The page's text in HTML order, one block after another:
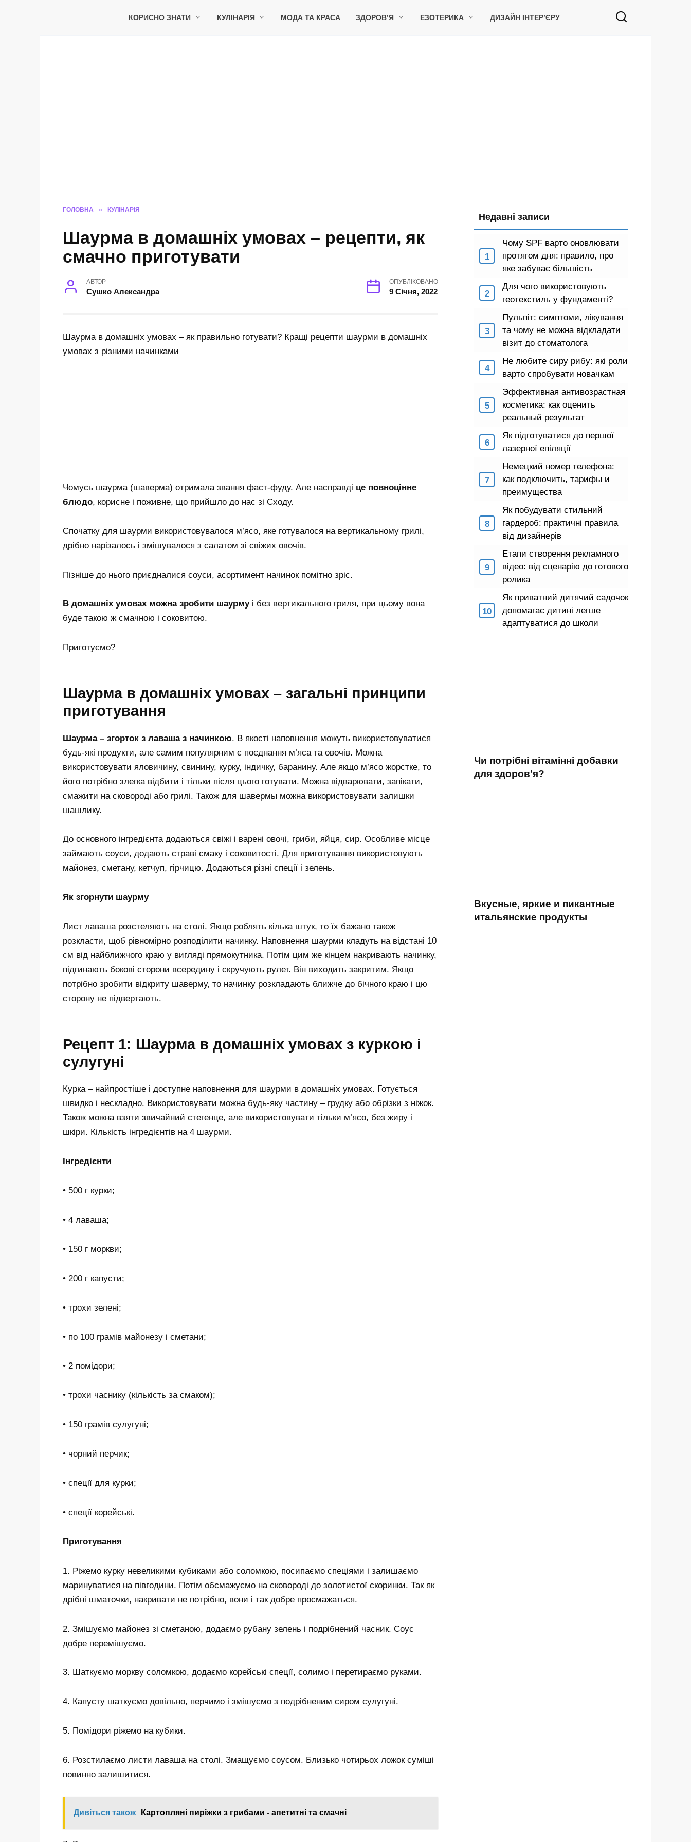
КОРИСНО ЗНАТИ КУЛІНАРІЯ МОДА ТА КРАСА ЗДОРОВ’Я ЕЗОТЕРИКА ДИЗАЙН ІНТЕР’ЄРУ
ГОЛОВНА » КУЛІНАРІЯ
Шаурма в домашніх умовах – рецепти, як
смачно приготувати
АВТОР
Сушко Александра
ОПУБЛІКОВАНО
9 Січня, 2022
Шаурма в домашніх умовах – як правильно готувати? Кращі рецепти шаурми в домашніх
умовах з різними начинками
Чомусь шаурма (шаверма) отримала звання фаст-фуду. Але насправді це повноцінне
блюдо, корисне і поживне, що прийшло до нас зі Сходу.
Спочатку для шаурми використовувалося м’ясо, яке готувалося на вертикальному грилі,
дрібно нарізалось і змішувалося з салатом зі свіжих овочів.
Пізніше до нього приєдналися соуси, асортимент начинок помітно зріс.
В домашніх умовах можна зробити шаурму і без вертикального гриля, при цьому вона
буде такою ж смачною і соковитою.
Приготуємо?
Шаурма в домашніх умовах – загальні принципи
приготування
Шаурма – згорток з лаваша з начинкою. В якості наповнення можуть використовуватися
будь-які продукти, але самим популярним є поєднання м’яса та овочів. Можна
використовувати яловичину, свинину, курку, індичку, баранину. Але якщо м’ясо жорстке, то
його потрібно злегка відбити і тільки після цього готувати. Можна відварювати, запікати,
смажити на сковороді або грилі. Також для шавермы можна використовувати залишки
шашлику.
До основного інгредієнта додаються свіжі і варені овочі, гриби, яйця, сир. Особливе місце
займають соуси, додають страві смаку і соковитості. Для приготування використовують
майонез, сметану, кетчуп, гірчицю. Додаються різні спеції і зелень.
Як згорнути шаурму
Лист лаваша розстеляють на столі. Якщо роблять кілька штук, то їх бажано також
розкласти, щоб рівномірно розподілити начинку. Наповнення шаурми кладуть на відстані 10
см від найближчого краю у вигляді прямокутника. Потім цим же кінцем накривають начинку,
підгинають бокові сторони всередину і скручують рулет. Він виходить закритим. Якщо
потрібно зробити відкриту шаверму, то начинку розкладають ближче до бічного краю і цю
сторону не підвертають.
Рецепт 1: Шаурма в домашніх умовах з куркою і
сулугуні
Курка – найпростіше і доступне наповнення для шаурми в домашніх умовах. Готується
швидко і нескладно. Використовувати можна будь-яку частину – грудку або обрізки з ніжок.
Також можна взяти звичайний стегенце, але використовувати тільки м’ясо, без жиру і
шкіри. Кількість інгредієнтів на 4 шаурми.
Інгредієнти
• 500 г курки;
• 4 лаваша;
• 150 г моркви;
• 200 г капусти;
• трохи зелені;
• по 100 грамів майонезу і сметани;
• 2 помідори;
• трохи часнику (кількість за смаком);
• 150 грамів сулугуні;
• чорний перчик;
• спеції для курки;
• спеції корейські.
Приготування
1. Ріжемо курку невеликими кубиками або соломкою, посипаємо спеціями і залишаємо
маринуватися на півгодини. Потім обсмажуємо на сковороді до золотистої скоринки. Так як
дрібні шматочки, накривати не потрібно, вони і так добре просмажаться.
2. Змішуємо майонез зі сметаною, додаємо рубану зелень і подрібнений часник. Соус
добре перемішуємо.
3. Шаткуємо моркву соломкою, додаємо корейські спеції, солимо і перетираємо руками.
4. Капусту шаткуємо довільно, перчимо і змішуємо з подрібненим сиром сулугуні.
5. Помідори ріжемо на кубики.
6. Розстилаємо листи лаваша на столі. Змащуємо соусом. Близько чотирьох ложок суміші
повинно залишитися.
Дивіться також Картопляні пиріжки з грибами - апетитні та смачні
Недавні записи
Чому SPF варто оновлювати
протягом дня: правило, про
яке забуває більшість
Для чого використовують
геотекстиль у фундаменті?
Пульпіт: симптоми, лікування
та чому не можна відкладати
візит до стоматолога
Не любите сиру рибу: які роли
варто спробувати новачкам
Эффективная антивозрастная
косметика: как оценить
реальный результат
Як підготуватися до першої
лазерної епіляції
Немецкий номер телефона:
как подключить, тарифы и
преимущества
Як побудувати стильний
гардероб: практичні правила
від дизайнерів
Етапи створення рекламного
відео: від сценарію до готового
ролика
Як приватний дитячий садочок
допомагає дитині легше
адаптуватися до школи
Чи потрібні вітамінні добавки
для здоров’я?
Вкусные, яркие и пикантные
итальянские продукты